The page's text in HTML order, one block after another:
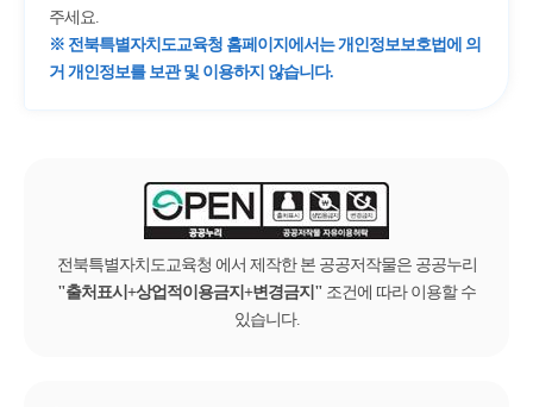
주세요.
※ 전북특별자치도교육청 홈페이지에서는 개인정보보호법에 의
거 개인정보를 보관 및 이용하지 않습니다.
전북특별자치도교육청 에서 제작한 본 공공저작물은 공공누리
출처표시+상업적이용금지+변경금지
조건에 따라 이용할 수
있습니다.